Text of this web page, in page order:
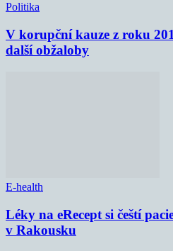
Politika
V korupční kauze z roku
další obžaloby
E-health
Léky na eRecept si čeští
v Rakousku